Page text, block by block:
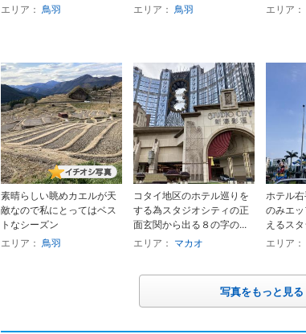
エリア： 鳥羽
エリア： 鳥羽
エリア：
素晴らしい眺めカエルが天
敵なので私にとってはベス
トなシーズン
エリア： 鳥羽
コタイ地区のホテル巡りを
する為スタジオシティの正
面玄関から出る８の字の...
エリア： マカオ
ホテル
のみエ
えるス
エリア：
写真をもっと見る